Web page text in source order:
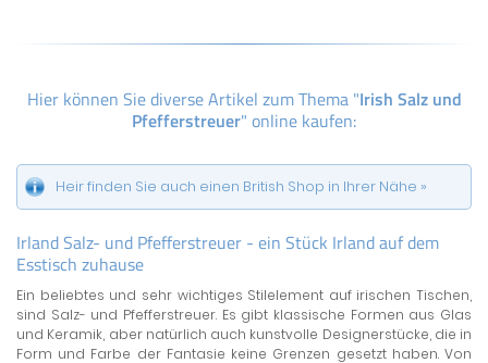
Hier können Sie diverse Artikel zum Thema "Irish Salz und
Pfefferstreuer" online kaufen:
Heir finden Sie auch einen British Shop in Ihrer Nähe »
Irland Salz- und Pfefferstreuer - ein Stück Irland auf dem
Esstisch zuhause
Ein beliebtes und sehr wichtiges Stilelement auf irischen Tischen,
sind Salz- und Pfefferstreuer. Es gibt klassische Formen aus Glas
und Keramik, aber natürlich auch kunstvolle Designerstücke, die in
Form und Farbe der Fantasie keine Grenzen gesetzt haben. Von